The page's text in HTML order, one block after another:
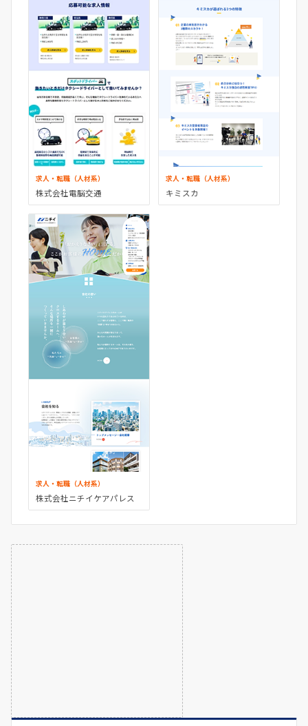
求人・転職（人材系）
株式会社電脳交通
求人・転職（人材系）
キミスカ
求人・転職（人材系）
株式会社ニチイケアパレス